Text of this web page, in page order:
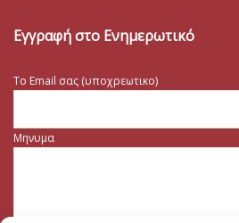
Εγγραφή στο Ενημερωτικό
Το Email σας (υποχρεωτικο)
Μηνυμα